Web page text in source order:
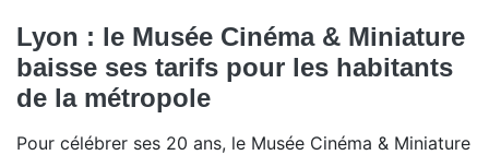
Lyon : le Musée Cinéma & Miniature
baisse ses tarifs pour les habitants
de la métropole
Pour célébrer ses 20 ans, le Musée Cinéma & Miniature